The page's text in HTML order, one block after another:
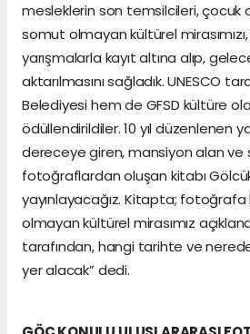
mesleklerin son temsilcileri, çocuk
somut olmayan kültürel
yarışmalarla kayıt altına alıp,
aktarılmasını sağladık. UNESCO
Belediyesi hem de GFSD kültüre
ödüllendirildiler. 10 yıl düzenlenen
dereceye giren, mansiyon alan ve
fotoğraflardan oluşan kitabı
yayınlayacağız. Kitapta;
olmayan kültürel mirasımız
tarafından, hangi tarihte ve
yer alacak” dedi.